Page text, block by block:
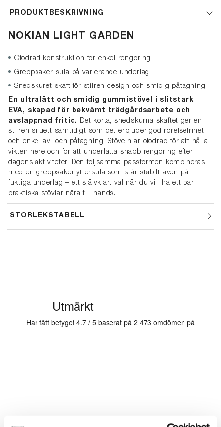
PRODUKTBESKRIVNING
NOKIAN LIGHT GARDEN
Ofodrad konstruktion för enkel rengöring
Greppsäker sula på varierande underlag
Snedskuret skaft för stilren design och smidig påtagning
En ultralätt och smidig gummistövel i slitstark
EVA, skapad för bekvämt trädgårdsarbete och
avslappnad fritid.
Det korta, snedskurna skaftet ger en
stilren siluett samtidigt som det erbjuder god rörelsefrihet
och enkel av- och påtagning. Stöveln är ofodrad för att hålla
vikten nere och för att underlätta snabb rengöring efter
dagens aktiviteter. Den följsamma passformen kombineras
med en greppsäker yttersula som står stabilt även på
fuktiga underlag – ett självklart val när du vill ha ett par
praktiska stövlar nära till hands.
STORLEKSTABELL